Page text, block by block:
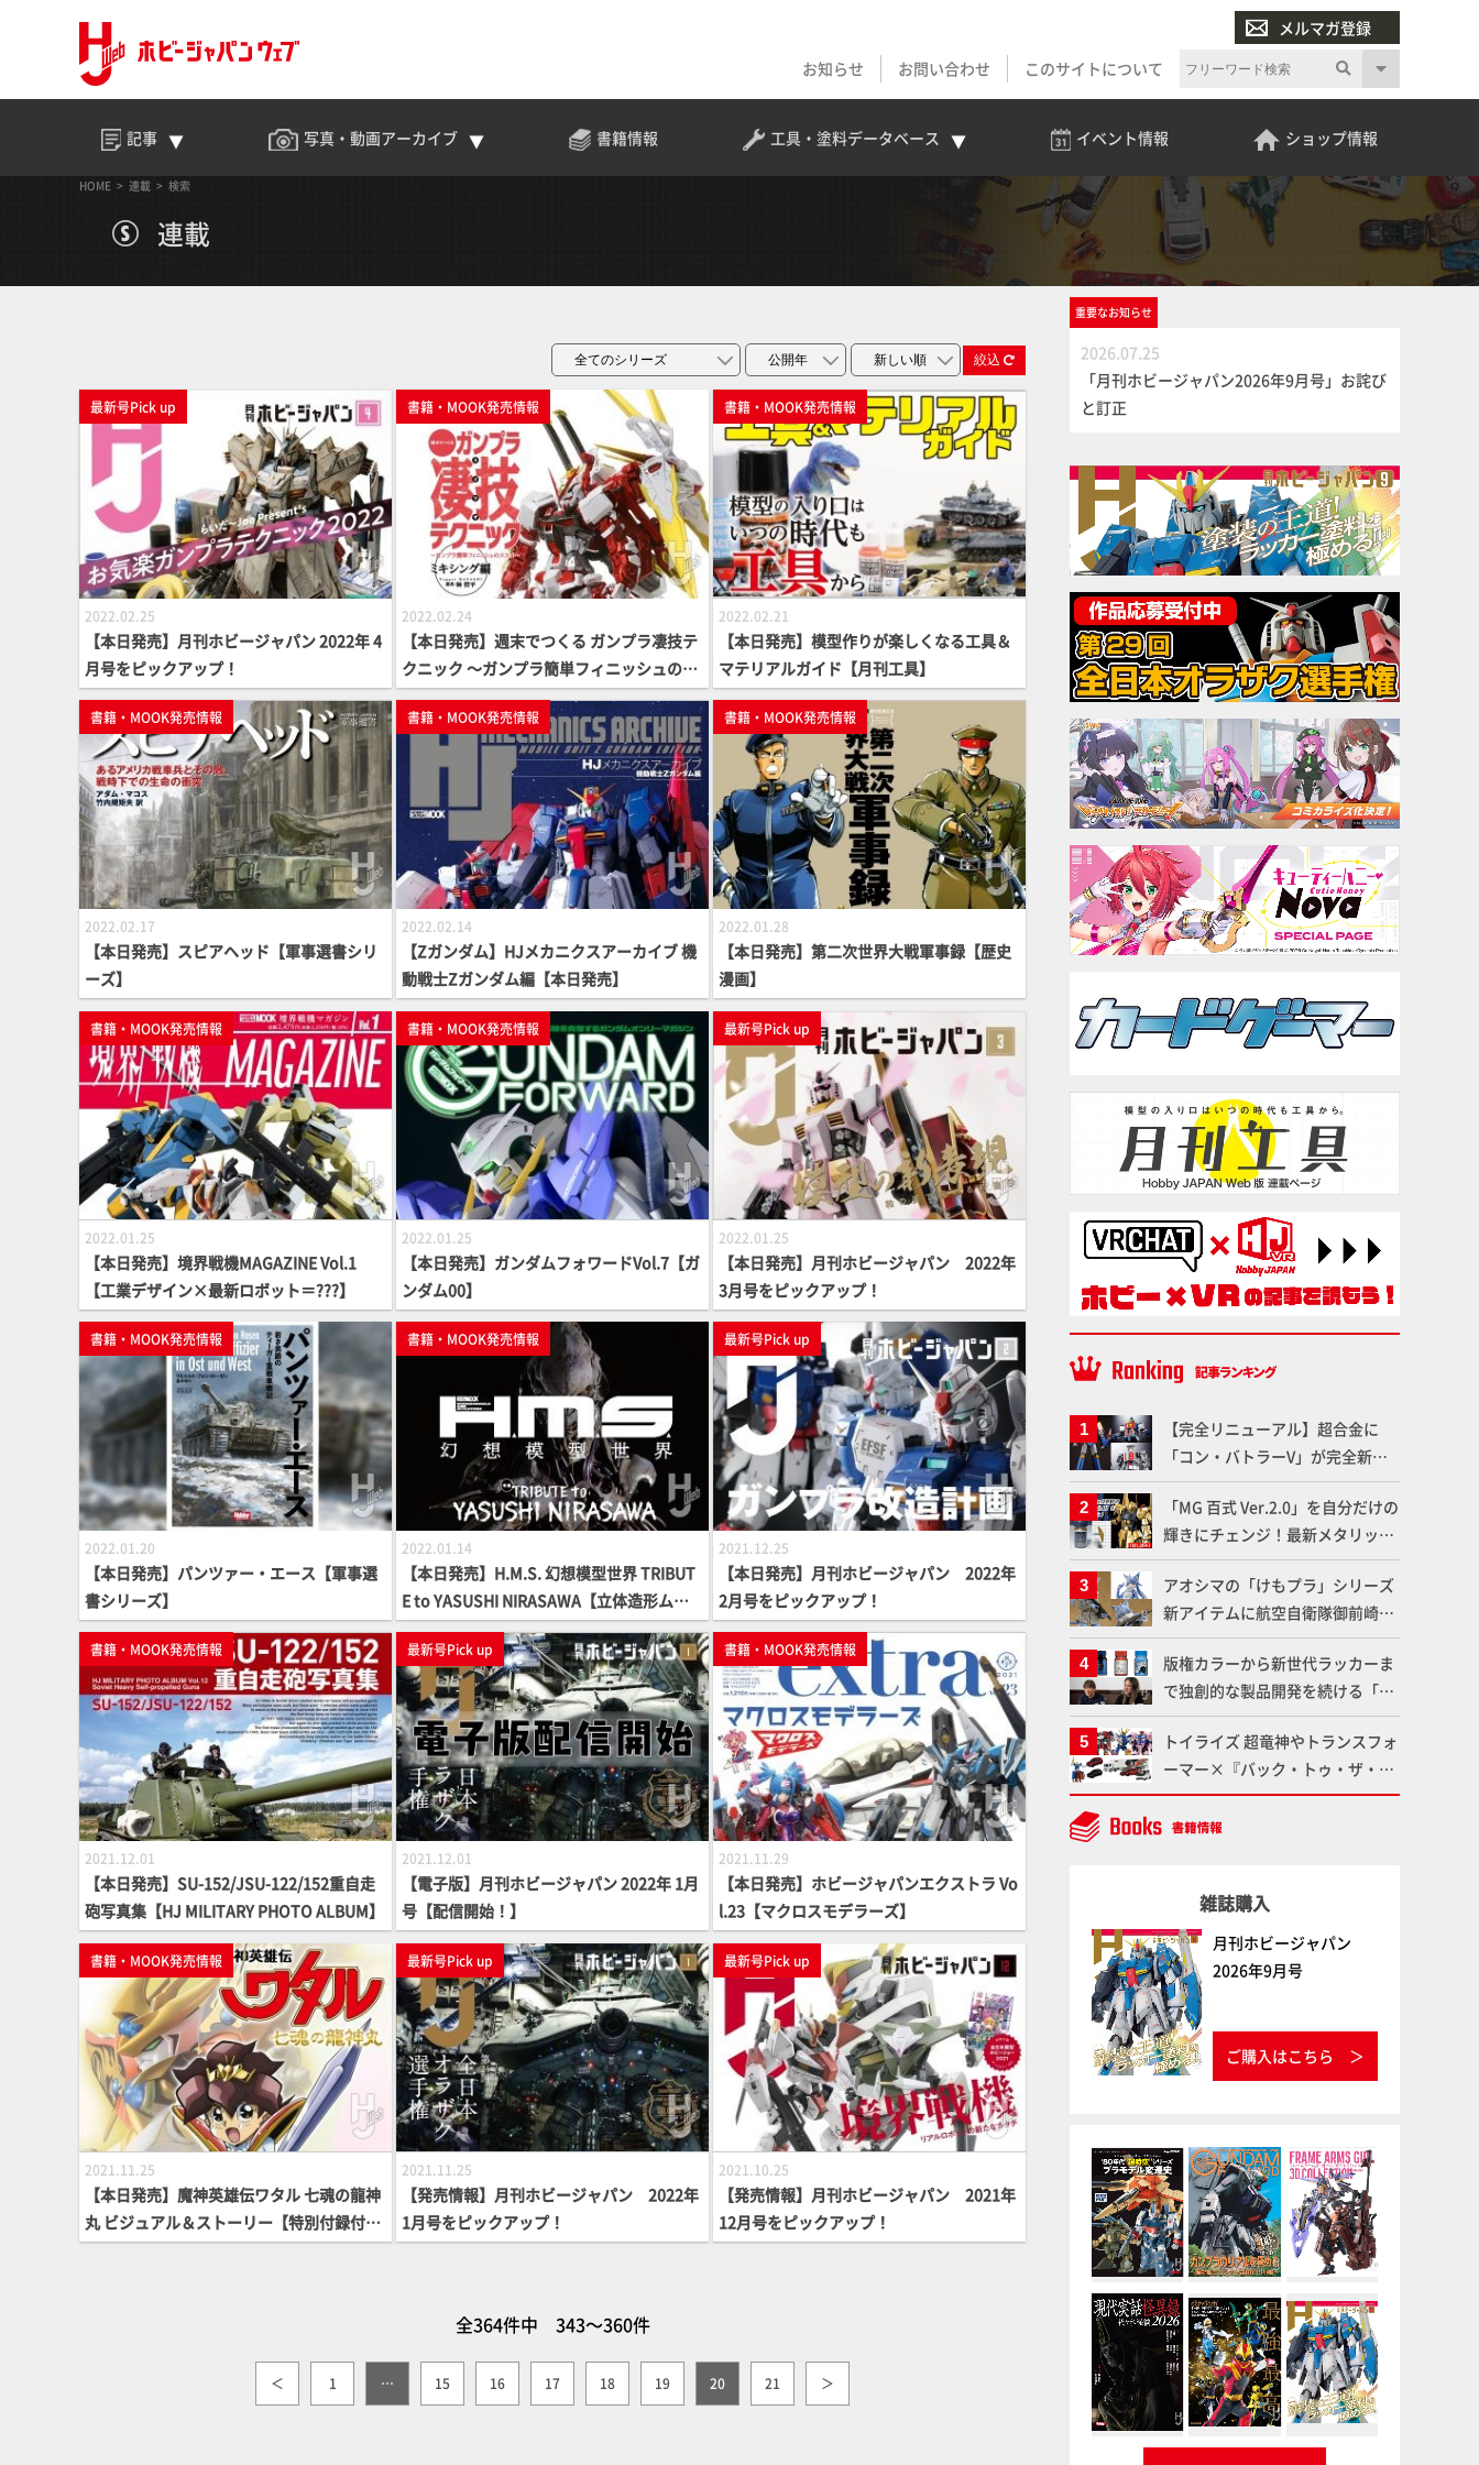
メルマガ登録
お知らせ
お問い合わせ このサイトについて
記事 写真・動画アーカイブ 書籍情報 工具・塗料データベース イベント情報 ショップ情報
HOME 連載 検索
連載
絞込
最新号Pick up
2022.02.25
【本日発売】月刊ホビージャパン 2022年 4
月号をピックアップ！
書籍・MOOK発売情報
2022.02.24
【本日発売】週末でつくる ガンプラ凄技テ
クニック ～ガンプラ簡単フィニッシュのス
スメ～ミキシング編【ガンプラ HowTo M
OOK】
書籍・MOOK発売情報
2022.02.21
【本日発売】模型作りが楽しくなる工具＆
マテリアルガイド【月刊工具】
書籍・MOOK発売情報
2022.02.17
【本日発売】スピアヘッド【軍事選書シリ
ーズ】
書籍・MOOK発売情報
2022.02.14
【Zガンダム】HJメカニクスアーカイブ 機
動戦士Zガンダム編【本日発売】
書籍・MOOK発売情報
2022.01.28
【本日発売】第二次世界大戦軍事録【歴史
漫画】
書籍・MOOK発売情報
2022.01.25
【本日発売】境界戦機MAGAZINE Vol.1
【工業デザイン×最新ロボット＝???】
書籍・MOOK発売情報
2022.01.25
【本日発売】ガンダムフォワードVol.7【ガ
ンダム00】
最新号Pick up
2022.01.25
【本日発売】月刊ホビージャパン 2022年
3月号をピックアップ！
書籍・MOOK発売情報
2022.01.20
【本日発売】パンツァー・エース【軍事選
書シリーズ】
書籍・MOOK発売情報
2022.01.14
【本日発売】H.M.S. 幻想模型世界 TRIBUT
E to YASUSHI NIRASAWA【立体造形ムッ
ク】
最新号Pick up
2021.12.25
【本日発売】月刊ホビージャパン 2022年
2月号をピックアップ！
書籍・MOOK発売情報
2021.12.01
【本日発売】SU-152/JSU-122/152重自走
砲写真集【HJ MILITARY PHOTO ALBUM】
最新号Pick up
2021.12.01
【電子版】月刊ホビージャパン 2022年 1月
号【配信開始！】
書籍・MOOK発売情報
2021.11.29
【本日発売】ホビージャパンエクストラ Vo
l.23【マクロスモデラーズ】
書籍・MOOK発売情報
2021.11.25
【本日発売】魔神英雄伝ワタル 七魂の龍神
丸 ビジュアル＆ストーリー【特別付録付
き】
最新号Pick up
2021.11.25
【発売情報】月刊ホビージャパン 2022年
1月号をピックアップ！
最新号Pick up
2021.10.25
【発売情報】月刊ホビージャパン 2021年
12月号をピックアップ！
全364件中 343～360件
＜ 1 … 15 16 17 18 19 20 21 ＞
重要なお知らせ
2026.07.25
「月刊ホビージャパン2026年9月号」お詫び
と訂正
【完全リニューアル】超合金に
「コン・バトラーV」が完全新規
造形で登場！気になる仕様を試作
品の撮り下ろしでご紹介!!さらに
「大鉄人17」＆「ワンエイト」セ
ット情報もお届け！【超合金の
魂】
「MG 百式 Ver.2.0」を自分だけの
輝きにチェンジ！最新メタリック
塗料を使ってより金属感を増した
仕上がりに!!【試し読み】
アオシマの「けもプラ」シリーズ
新アイテムに航空自衛隊御前崎分
屯基地の公式キャラクターとして
誕生した「おまねこ」が着任！け
もプラ公式サイト限定版と通常版
の2ラインで発売！
版権カラーから新世代ラッカーま
で独創的な製品開発を続ける「ガ
イアノーツ」に塗料開発の裏側と
ラッカー塗料の未来についてイン
タビュー！
トイライズ 超竜神やトランスフォ
ーマー×『バック・トゥ・ザ・フ
ューチャー』コラボアイテムな
ど、タカラトミーの注目アイテム
雑誌購入
月刊ホビージャパン
2026年9月号
ご購入はこちら